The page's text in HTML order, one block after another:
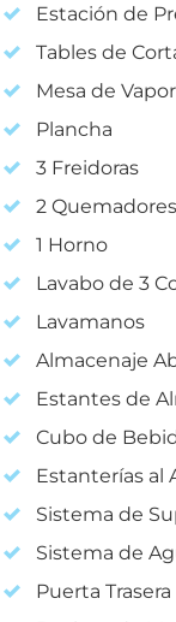
Estación de
Tables de
Mesa de Vapor
Plancha
3 Freidoras
2 Quemadores
1 Horno
Lavabo de 3
Lavamanos
Almacenaje
Estantes de
Cubo de
Estanterías al
Sistema de
Sistema de
Puerta Trasera